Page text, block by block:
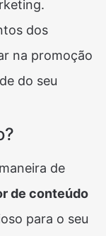
dos
na promoção
do seu
de
de conteúdo
para o seu